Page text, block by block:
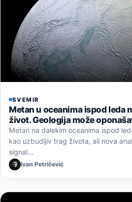
SVEMIR
Metan u oceanima ispod leda
život. Geologija može
Metan na dalekim oceanima ispod
kao uzbudljiv trag života, ali nova
signal…
Ivan Petričević